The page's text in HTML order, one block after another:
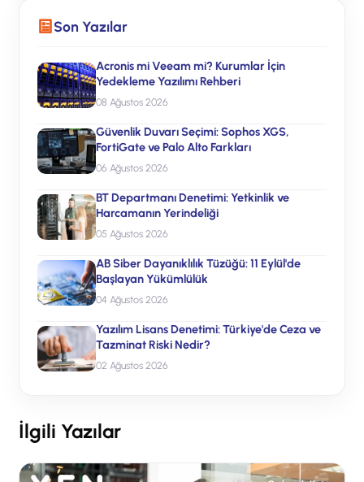
Son Yazılar
Acronis mi Veeam mi? Kurumlar İçin
Yedekleme Yazılımı Rehberi
08 Ağustos 2026
Güvenlik Duvarı Seçimi: Sophos XGS,
FortiGate ve Palo Alto Farkları
06 Ağustos 2026
BT Departmanı Denetimi: Yetkinlik ve
Harcamanın Yerindeliği
05 Ağustos 2026
AB Siber Dayanıklılık Tüzüğü: 11 Eylül'de
Başlayan Yükümlülük
04 Ağustos 2026
Yazılım Lisans Denetimi: Türkiye'de Ceza ve
Tazminat Riski Nedir?
02 Ağustos 2026
İlgili Yazılar